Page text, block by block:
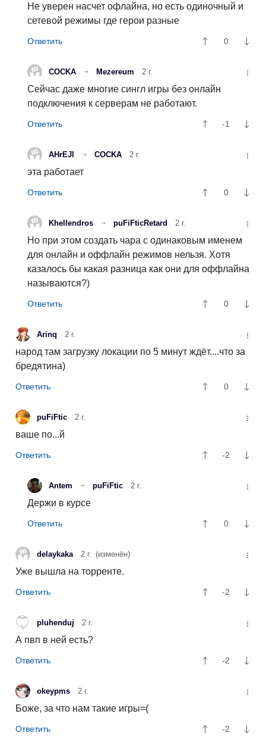
Не уверен насчет офлайна, но есть одиночный и
сетевой режимы где герои разные
0
COCKA Mezereum 2 г.
Сейчас даже многие сингл игры без онлайн
подключения к серверам не работают.
-1
AHrEJl COCKA 2 г.
эта работает
0
Khellendros puFiFticRetard 2 г.
Но при этом создать чара с одинаковым именем
для онлайн и оффлайн режимов нельзя. Хотя
казалось бы какая разница как они для оффлайна
называются?)
0
Arinq 2 г.
народ там загрузку локации по 5 минут ждёт....что за
бредятина)
0
puFiFtic 2 г.
ваше по...й
-2
Antem puFiFtic 2 г.
Держи в курсе
0
delaykaka 2 г. (изменён)
Уже вышла на торренте.
-2
pluhenduj 2 г.
А пвп в ней есть?
-2
okeypms 2 г.
Боже, за что нам такие игры=(
-2